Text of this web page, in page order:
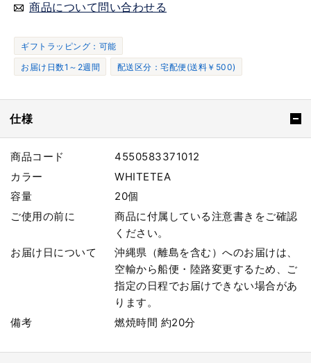
商品について問い合わせる
ギフトラッピング：可能
お届け日数1～2週間
配送区分：宅配便(送料￥500)
仕様
商品コード
4550583371012
カラー
WHITETEA
容量
20個
ご使用の前に
商品に付属している注意書きをご確認
ください。
お届け日について
沖縄県（離島を含む）へのお届けは、
空輸から船便・陸路変更するため、ご
指定の日程でお届けできない場合があ
ります。
備考
燃焼時間 約20分